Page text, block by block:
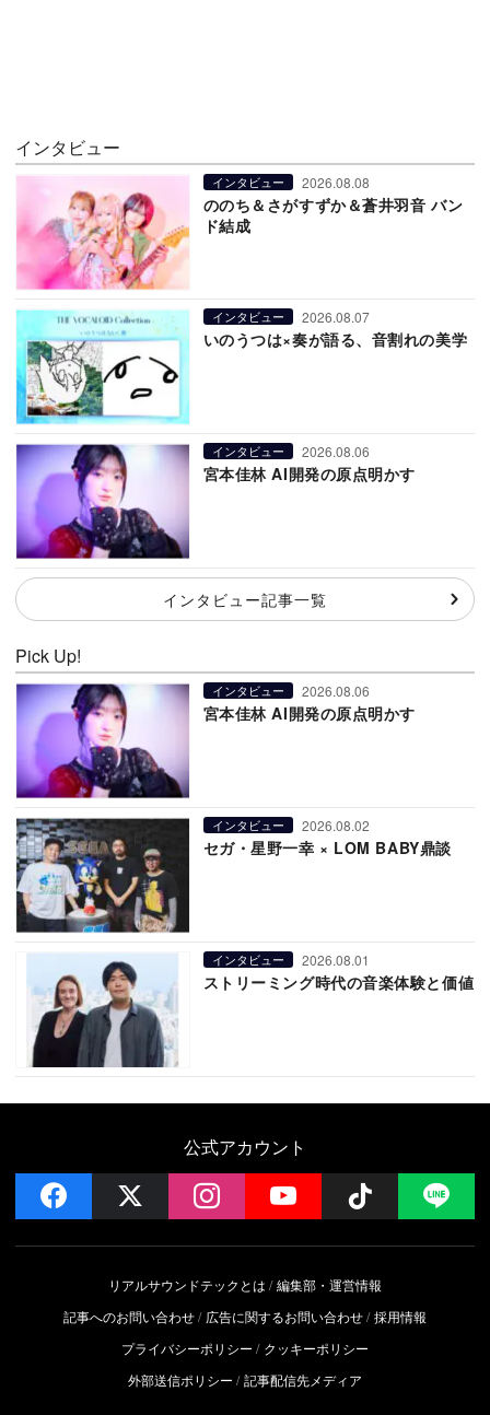
インタビュー
インタビュー 2026.08.08
ののち＆さがすずか＆蒼井羽音 バン
ド結成
インタビュー 2026.08.07
いのうつは×奏が語る、音割れの美学
インタビュー 2026.08.06
宮本佳林 AI開発の原点明かす
インタビュー記事一覧
Pick Up!
インタビュー 2026.08.06
宮本佳林 AI開発の原点明かす
インタビュー 2026.08.02
セガ・星野一幸 × LOM BABY鼎談
インタビュー 2026.08.01
ストリーミング時代の音楽体験と価値
公式アカウント
facebook instagramYouTube Follow
リアルサウンドテックとは
編集部・運営情報
記事へのお問い合わせ
広告に関するお問い合わせ 採用情報
プライバシーポリシー
クッキーポリシー
外部送信ポリシー
記事配信先メディア